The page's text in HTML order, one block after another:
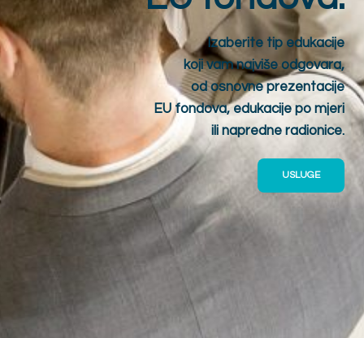
Izaberite tip edukacije
koji vam najviše odgovara,
od osnovne prezentacije
EU fondova, edukacije po mjeri
ili napredne radionice.
USLUGE